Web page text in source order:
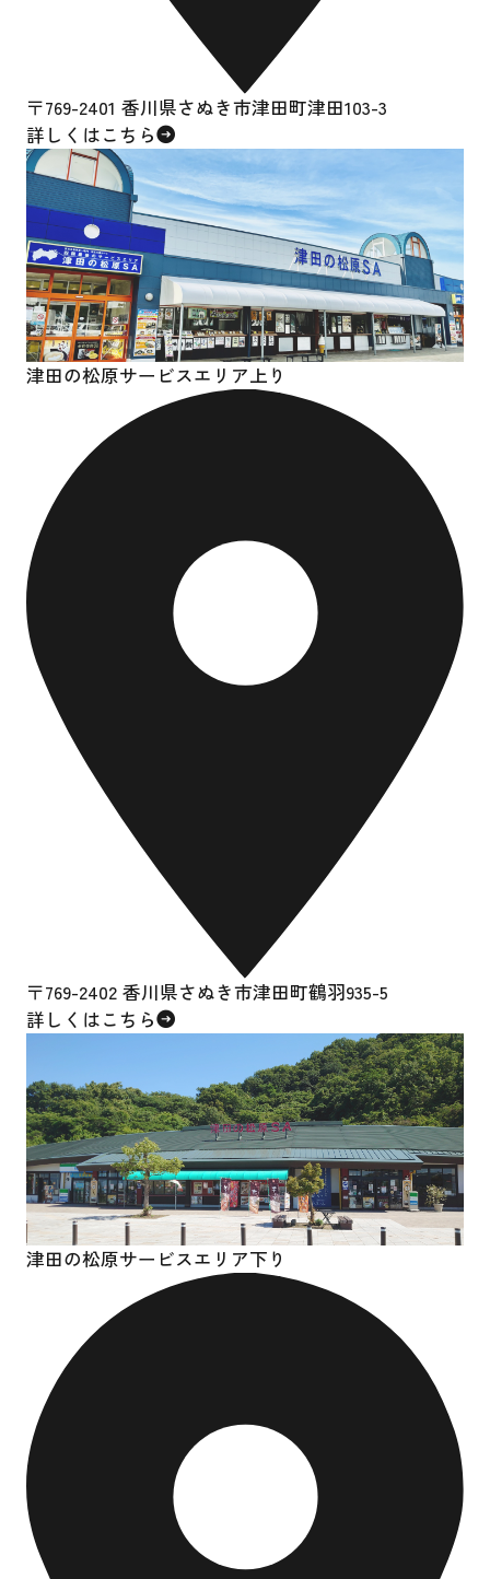
〒769-2401 香川県さぬき市津田町津田103-3
詳しくはこちら
津田の松原サービスエリア上り
〒769-2402 香川県さぬき市津田町鶴羽935-5
詳しくはこちら
津田の松原サービスエリア下り